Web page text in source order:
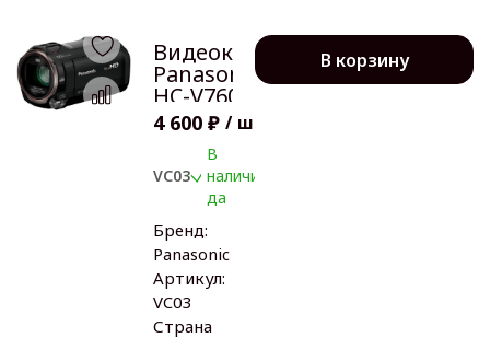
4 600 ₽ / шт
Видеокамера
Panasonic
HC-V760EE-K
В
наличии:
да
VC03
Бренд:
Panasonic
Артикул:
VC03
Страна
В корзину